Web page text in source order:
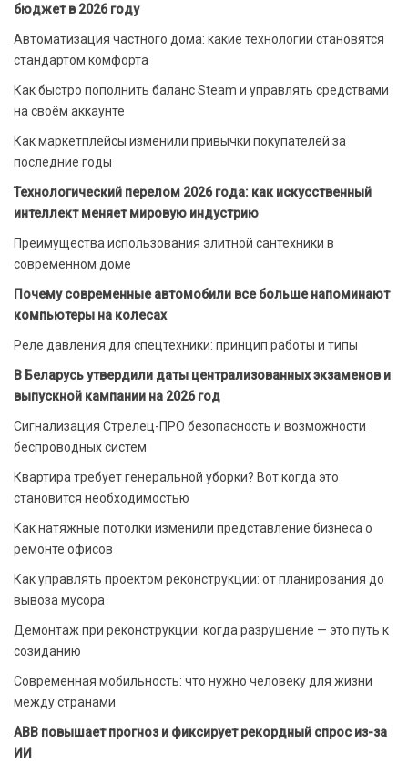
бюджет в 2026 году
Автоматизация частного дома: какие технологии становятся
стандартом комфорта
Как быстро пополнить баланс Steam и управлять средствами
на своём аккаунте
Как маркетплейсы изменили привычки покупателей за
последние годы
Технологический перелом 2026 года: как искусственный
интеллект меняет мировую индустрию
Преимущества использования элитной сантехники в
современном доме
Почему современные автомобили все больше напоминают
компьютеры на колесах
Реле давления для спецтехники: принцип работы и типы
В Беларусь утвердили даты централизованных экзаменов и
выпускной кампании на 2026 год
Сигнализация Стрелец-ПРО безопасность и возможности
беспроводных систем
Квартира требует генеральной уборки? Вот когда это
становится необходимостью
Как натяжные потолки изменили представление бизнеса о
ремонте офисов
Как управлять проектом реконструкции: от планирования до
вывоза мусора
Демонтаж при реконструкции: когда разрушение — это путь к
созиданию
Современная мобильность: что нужно человеку для жизни
между странами
ABB повышает прогноз и фиксирует рекордный спрос из-за
ИИ